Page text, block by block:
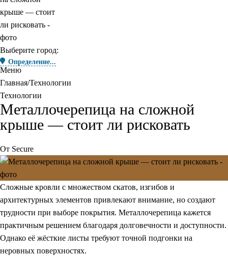
Выберите город:
Определение...
Меню
Главная Технологии
Технологии
Металлочерепица на сложной
крыше — стоит ли рисковать
От Secure
Сложные кровли с множеством скатов, изгибов и
архитектурных элементов привлекают внимание, но создают
трудности при выборе покрытия. Металлочерепица кажется
практичным решением благодаря долговечности и доступности.
Однако её жёсткие листы требуют точной подгонки на
неровных поверхностях.